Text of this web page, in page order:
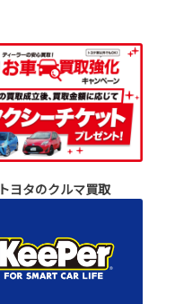
トヨタのクルマ買取